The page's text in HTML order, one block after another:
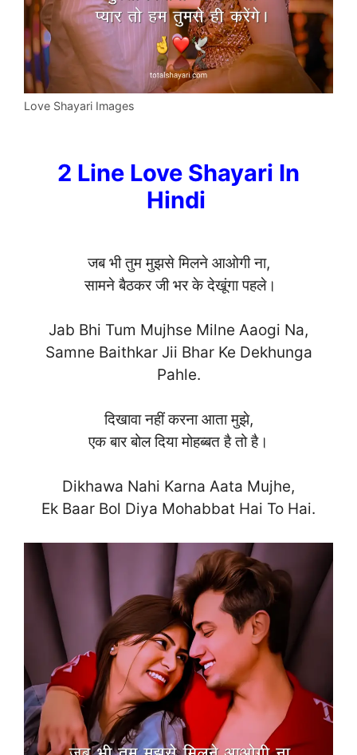
Love Shayari Images
2 Line Love Shayari In
Hindi
जब भी तुम मुझसे मिलने आओगी ना,
सामने बैठकर जी भर के देखूंगा पहले।
Jab Bhi Tum Mujhse Milne Aaogi Na,
Samne Baithkar Jii Bhar Ke Dekhunga
Pahle.
दिखावा नहीं करना आता मुझे,
एक बार बोल दिया मोहब्बत है तो है।
Dikhawa Nahi Karna Aata Mujhe,
Ek Baar Bol Diya Mohabbat Hai To Hai.